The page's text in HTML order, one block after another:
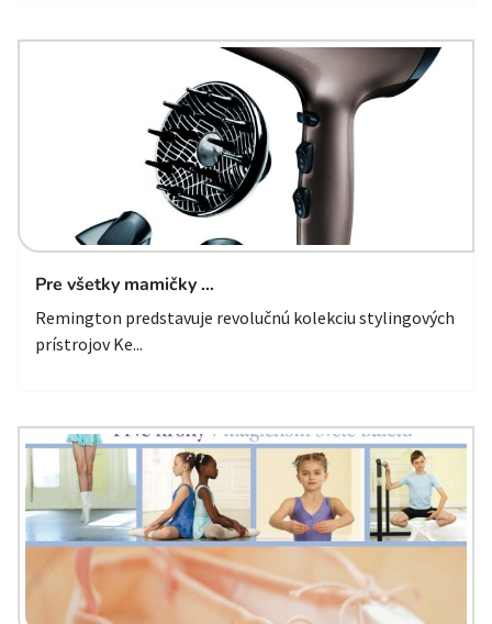
Pre všetky mamičky …
Remington predstavuje revolučnú kolekciu stylingových
prístrojov Ke...